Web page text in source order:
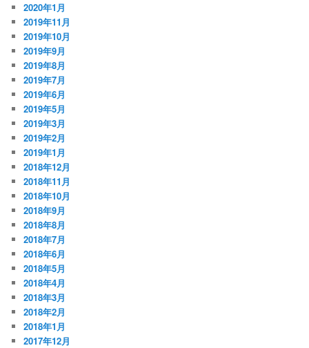
2020年1月
2019年11月
2019年10月
2019年9月
2019年8月
2019年7月
2019年6月
2019年5月
2019年3月
2019年2月
2019年1月
2018年12月
2018年11月
2018年10月
2018年9月
2018年8月
2018年7月
2018年6月
2018年5月
2018年4月
2018年3月
2018年2月
2018年1月
2017年12月